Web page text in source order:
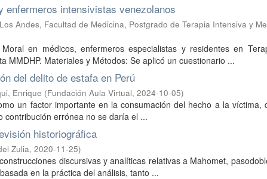
enfermeros intensivistas venezolanos
Andes, Facultad de Medicina, Postgrado de Terapia Intensiva y
en médicos, enfermeros especialistas y residentes en
MMDHP. Materiales y Métodos: Se aplicó un cuestionario ...
del delito de estafa en Perú
Enrique (Fundación Aula Virtual, 2024-10-05)
un factor importante en la consumación del hecho a la víctima,
contribución errónea no se daría el ...
historiográfica
Zulia, 2020-11-25)
discursivas y analíticas relativas a Mahomet,
en la práctica del análisis, tanto ...